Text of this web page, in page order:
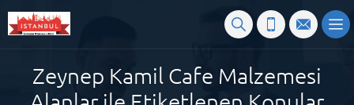
Zeynep Kamil Cafe Malzemesi